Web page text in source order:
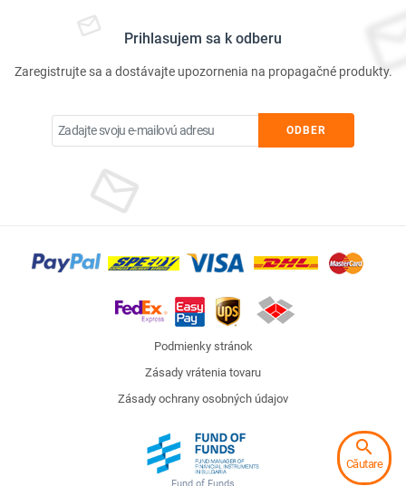
Prihlasujem sa k odberu
Zaregistrujte sa a dostávajte upozornenia na propagačné produkty.
ODBER
Podmienky stránok
Zásady vrátenia tovaru
Zásady ochrany osobných údajov
search
Căutare